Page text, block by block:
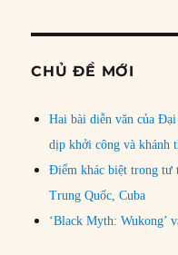
CHỦ ĐỀ MỚI
Hai bài diễn văn của
dịp khởi công và khánh
Điểm khác biệt trong tư
Trung Quốc, Cuba
‘Black Myth: Wukong’